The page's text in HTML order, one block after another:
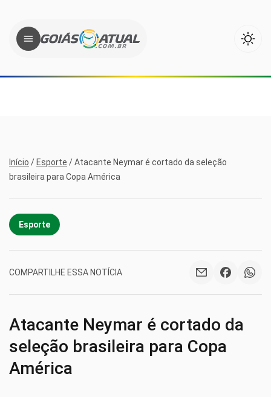
Início / Esporte /Atacante Neymar é cortado da seleção
brasileira para Copa América
Esporte
COMPARTILHE ESSA NOTÍCIA
Atacante Neymar é cortado da
seleção brasileira para Copa
América